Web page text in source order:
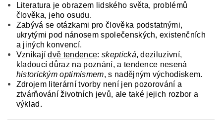
Literatura je obrazem lidského světa, problémů
člověka, jeho osudu.
Zabývá se otázkami pro člověka podstatnými,
ukrytými pod nánosem společenských, existenčních
a jiných konvencí.
Vznikajídvě tendence: skeptická, deziluzivní,
kladoucí důraz na poznání, a tendence nesená
historickým optimismem, s nadějným východiskem.
Zdrojem literární tvorby není jen pozorování a
ztvárňování životních jevů, ale také jejich rozbor a
výklad.